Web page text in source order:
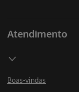
Atendimento
Boas-vindas